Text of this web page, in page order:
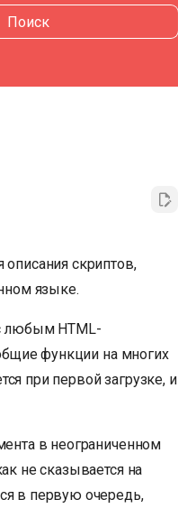
описания скриптов,
языке.
любым HTML-
функции на многих
при первой загрузке, и
в неограниченном
не сказывается на
в первую очередь,